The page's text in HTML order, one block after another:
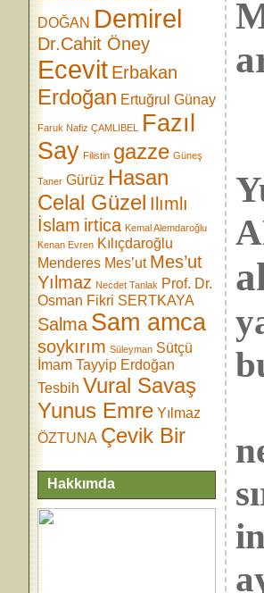
DOĞAN Demirel
Dr.Cahit Öney
Ecevit Erbakan
Erdoğan Ertuğrul Günay
Faruk Nafiz ÇAMLIBEL
Fazıl
Say Filistin gazze Güneş
Taner Gürüz Hasan
Celal Güzel Ilımlı
İslam irtica Kemal Alemdaroğlu
Kenan Evren Kılıçdaroğlu
Menderes Mes’ut Mes’ut
Yılmaz Necdet Tanlak Prof. Dr.
Osman Fikri SERTKAYA
Salma Sam amca
soykırım Süleyman Sütçü
İmam Tayyip Erdoğan
Tesbih Vural Savaş
Yunus Emre Yılmaz
ÖZTUNA Çevik Bir
Hakkımda